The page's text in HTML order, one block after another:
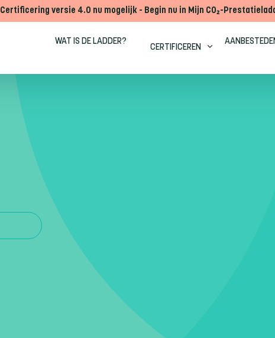
Certificering versie 4.0 nu mogelijk - Begin nu in Mijn CO₂-
WAT IS DE LADDER?
CERTIFICEREN